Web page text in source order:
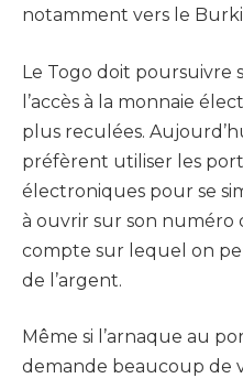
notamment vers le
Le Togo doit poursuivre
l’accès à la monnaie
plus reculées.
préfèrent utiliser les
électroniques pour se
à ouvrir sur son
compte sur lequel on
de l’argent.
Même si l’arnaque au
demande beaucoup de